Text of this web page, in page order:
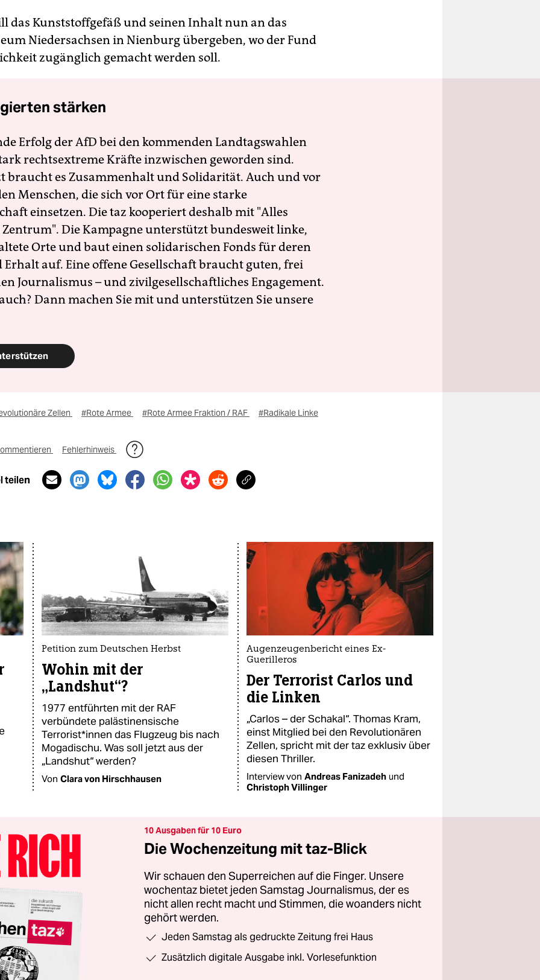
das Kunststoffgefäß und seinen Inhalt nun an das
Niedersachsen in Nienburg übergeben, wo der Fund
zugänglich gemacht werden soll.
stärken
Erfolg der AfD bei den kommenden Landtagswahlen
rechtsextreme Kräfte inzwischen geworden sind.
braucht es Zusammenhalt und Solidarität. Auch und vor
Menschen, die sich vor Ort für eine starke
einsetzen. Die taz kooperiert deshalb mit "Alles
Die Kampagne unterstützt bundesweit linke,
Orte und baut einen solidarischen Fonds für deren
Erhalt auf. Eine offene Gesellschaft braucht guten, frei
Journalismus – und zivilgesellschaftliches Engagement.
Dann machen Sie mit und unterstützen Sie unsere
Zellen #Rote Armee #Rote Armee Fraktion / RAF #Radikale Linke
Fehlerhinweis
teilen
Petition zum Deutschen Herbst
Wohin mit der
„Landshut“?
1977 entführten mit der RAF
verbündete palästinensische
Terrorist*innen das Flugzeug bis nach
Mogadischu. Was soll jetzt aus der
„Landshut“ werden?
Von Clara von Hirschhausen
Augenzeugenbericht eines Ex-
Guerilleros
Der Terrorist Carlos und
die Linken
„Carlos – der Schakal“. Thomas Kram,
einst Mitglied bei den Revolutionären
Zellen, spricht mit der taz exklusiv über
diesen Thriller.
Interview von Andreas Fanizadeh und
Christoph Villinger
10 Ausgaben für 10 Euro
Die Wochenzeitung mit taz-Blick
Wir schauen den Superreichen auf die Finger. Unsere
wochentaz bietet jeden Samstag Journalismus, der es
nicht allen recht macht und Stimmen, die woanders nicht
gehört werden.
Jeden Samstag als gedruckte Zeitung frei Haus
Zusätzlich digitale Ausgabe inkl. Vorlesefunktion